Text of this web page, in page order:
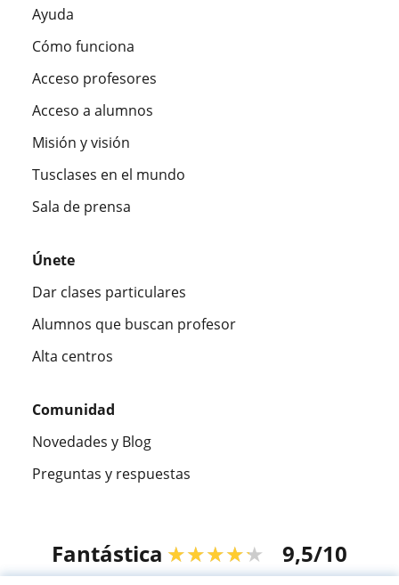
Ayuda
Cómo funciona
Acceso profesores
Acceso a alumnos
Misión y visión
Tusclases en el mundo
Sala de prensa
Únete
Dar clases particulares
Alumnos que buscan profesor
Alta centros
Comunidad
Novedades y Blog
Preguntas y respuestas
Fantástica ★★★★★ 9,5/10